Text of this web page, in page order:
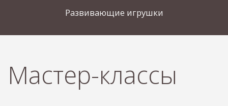
персональных данных